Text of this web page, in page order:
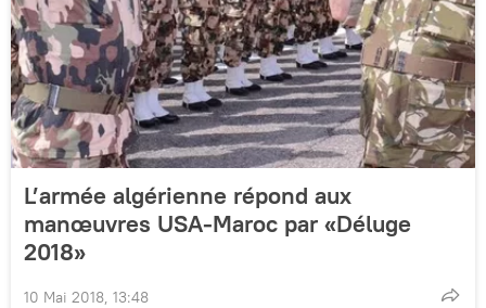
L’armée algérienne répond aux
manœuvres USA-Maroc par «Déluge
2018»
10 Mai 2018, 13:48